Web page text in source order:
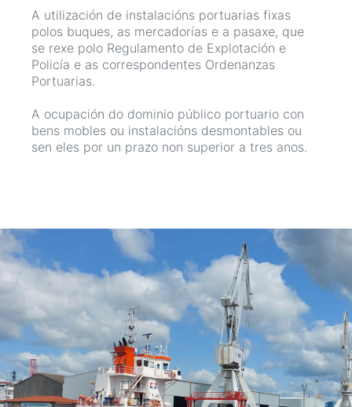
A utilización de instalacións portuarias fixas
polos buques, as mercadorías e a pasaxe, que
se rexe polo Regulamento de Explotación e
Policía e as correspondentes Ordenanzas
Portuarias.
A ocupación do dominio público portuario con
bens mobles ou instalacións desmontables ou
sen eles por un prazo non superior a tres anos.